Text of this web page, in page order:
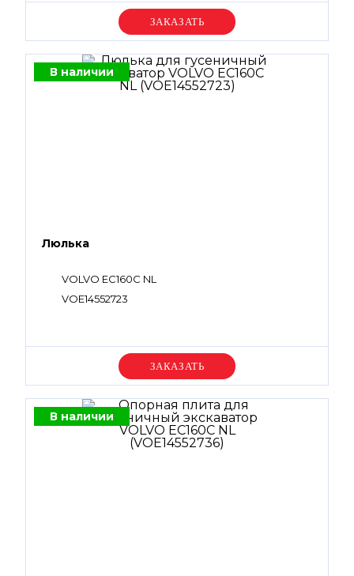
Уточняйте цену
В наличии
Люлька
VOLVO EC160C NL
VOE14552723
Уточняйте цену
В наличии